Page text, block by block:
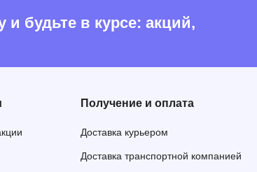
будьте в курсе: акций,
Получение и оплата
Доставка курьером
Доставка транспортной компанией